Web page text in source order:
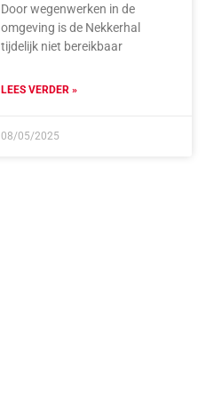
Door wegenwerken in de
omgeving is de Nekkerhal
tijdelijk niet bereikbaar
LEES VERDER »
08/05/2025